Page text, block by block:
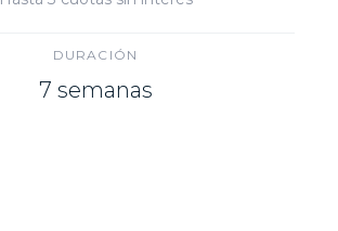
DURACIÓN
7 semanas